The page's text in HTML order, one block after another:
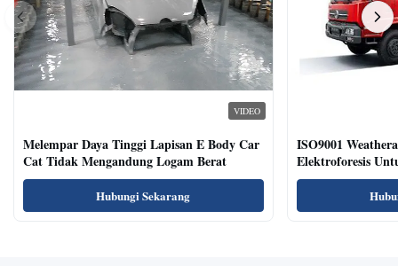
VIDEO
Melempar Daya Tinggi Lapisan E Body Car
Cat Tidak Mengandung Logam Berat
Hubungi Sekarang
ISO9001
Elektroforesis